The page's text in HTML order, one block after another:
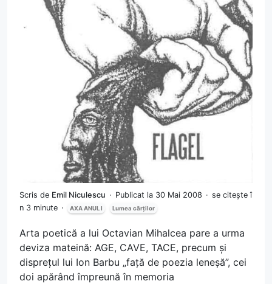
Scris de Emil Niculescu Publicat la 30 Mai 2008
se citește î
n 3 minute
AXA ANUL I Lumea cărților
Arta poetică a lui Octavian Mihalcea pare a urma
deviza mateină: AGE, CAVE, TACE, precum și
disprețul lui Ion Barbu „față de poezia leneșă”, cei
doi apărând împreună în memoria